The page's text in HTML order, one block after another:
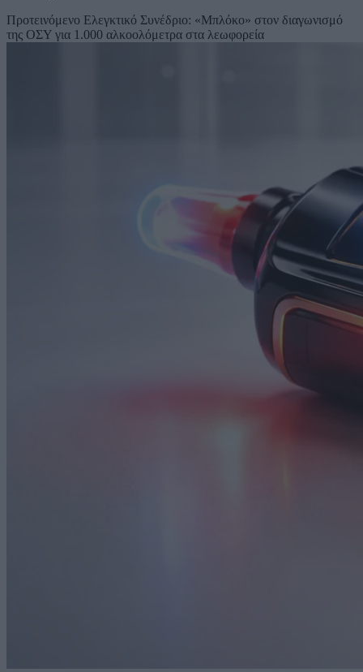
Προτεινόμενο Ελεγκτικό Συνέδριο: «Μπλόκο» στον διαγωνισμό
της ΟΣΥ για 1.000 αλκοολόμετρα στα λεωφορεία